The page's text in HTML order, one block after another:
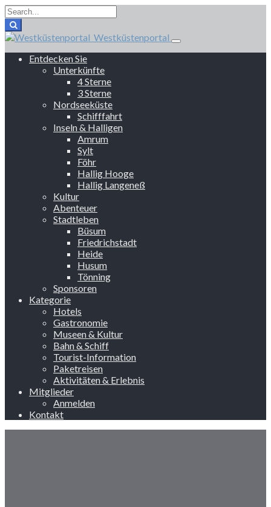
Westküstenportal
Entdecken Sie
Unterkünfte
4 Sterne
3 Sterne
Nordseeküste
Schifffahrt
Inseln & Halligen
Amrum
Sylt
Föhr
Hallig Hooge
Hallig Langeneß
Kultur
Abenteuer
Stadtleben
Büsum
Friedrichstadt
Heide
Husum
Tönning
Sponsoren
Kategorie
Hotels
Gastronomie
Museen & Kultur
Bahn & Schiff
Tourist-Information
Paketreisen
Aktivitäten & Erlebnis
Mitglieder
Anmelden
Kontakt